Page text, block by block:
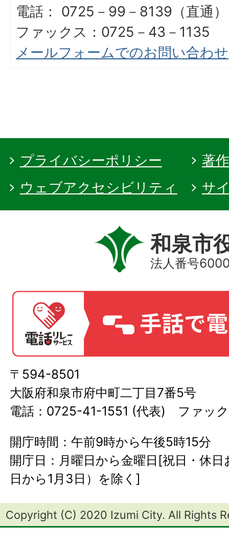
電話： 0725－99－8139（直通）
ファックス：0725－43－1135
メールフォームでのお問い合わせ
プライバシーポリシー
著
ウェブアクセシビリティ
サ
和泉市
法人番号
〒594-8501
大阪府和泉市府中町二丁目7番5号
電話：0725-41-1551 (代表) ファッ
開庁時間：午前9時から午後5時15分
開庁日：月曜日から金曜日[祝日・休
日から1月3日）を除く]
Copyright (C) 2020 Izumi City. All Rights